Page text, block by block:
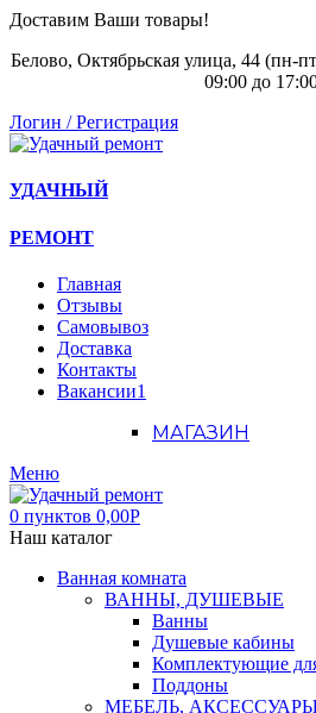
Доставим Ваши товары!
Белово, Октябрьская улица, 44 (пн-
09:00 до
Логин / Регистрация
УДАЧНЫЙ
РЕМОНТ
Главная
Отзывы
Самовывоз
Доставка
Контакты
Вакансии1
МАГАЗИН
Меню
0 пунктов 0,00Р
Наш каталог
Ванная комната
ВАННЫ, ДУШЕВЫЕ
Ванны
Душевые кабины
Комплектующие
Поддоны
МЕБЕЛЬ,